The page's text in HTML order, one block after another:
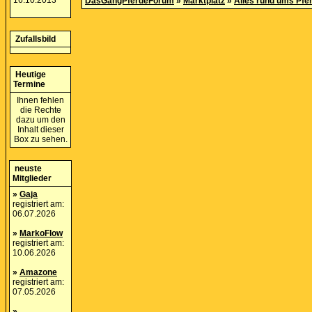
Zufallsbild
Heutige
Termine
Ihnen fehlen
die Rechte
dazu um den
Inhalt dieser
Box zu sehen.
neuste
Mitglieder
» Gaja
registriert am:
06.07.2026
» MarkoFlow
registriert am:
10.06.2026
» Amazone
registriert am:
07.05.2026